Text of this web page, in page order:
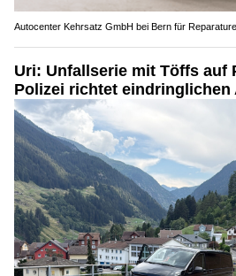
Autocenter Kehrsatz GmbH bei Bern für
Uri: Unfallserie mit Töffs auf
Polizei richtet eindringlichen